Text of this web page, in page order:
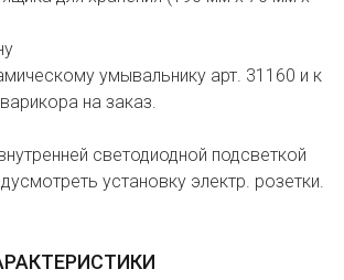
умывальнику арт. 31160 и к
на заказ.
светодиодной подсветкой
установку электр. розетки.